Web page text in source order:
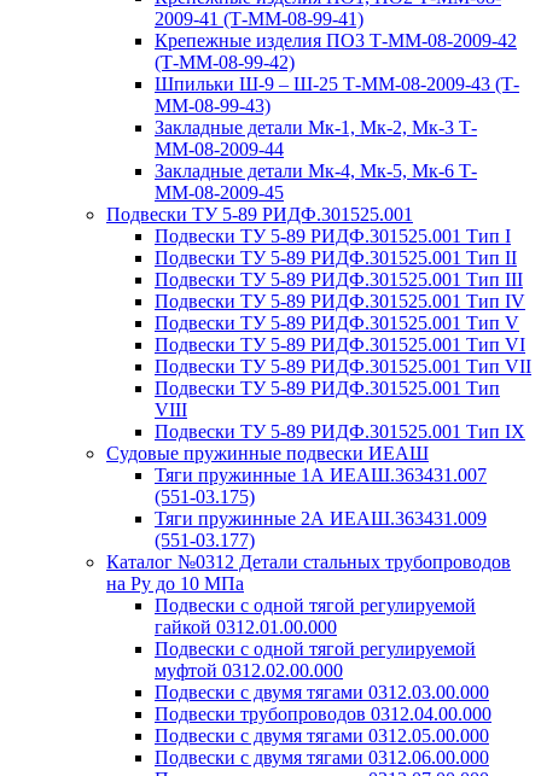
2009-41 (Т-ММ-08-99-41)
Крепежные изделия ПО3 Т-ММ-08-2009-42
(Т-ММ-08-99-42)
Шпильки Ш-9 – Ш-25 Т-ММ-08-2009-43 (Т-
ММ-08-99-43)
Закладные детали Мк-1, Мк-2, Мк-3 Т-
ММ-08-2009-44
Закладные детали Мк-4, Мк-5, Мк-6 Т-
ММ-08-2009-45
Подвески ТУ 5-89 РИДФ.301525.001
Подвески ТУ 5-89 РИДФ.301525.001 Тип I
Подвески ТУ 5-89 РИДФ.301525.001 Тип II
Подвески ТУ 5-89 РИДФ.301525.001 Тип III
Подвески ТУ 5-89 РИДФ.301525.001 Тип IV
Подвески ТУ 5-89 РИДФ.301525.001 Тип V
Подвески ТУ 5-89 РИДФ.301525.001 Тип VI
Подвески ТУ 5-89 РИДФ.301525.001 Тип VII
Подвески ТУ 5-89 РИДФ.301525.001 Тип
VIII
Подвески ТУ 5-89 РИДФ.301525.001 Тип IX
Судовые пружинные подвески ИЕАШ
Тяги пружинные 1А ИЕАШ.363431.007
(551-03.175)
Тяги пружинные 2А ИЕАШ.363431.009
(551-03.177)
Каталог №0312 Детали стальных трубопроводов
на Ру до 10 МПа
Подвески с одной тягой регулируемой
гайкой 0312.01.00.000
Подвески с одной тягой регулируемой
муфтой 0312.02.00.000
Подвески с двумя тягами 0312.03.00.000
Подвески трубопроводов 0312.04.00.000
Подвески с двумя тягами 0312.05.00.000
Подвески с двумя тягами 0312.06.00.000